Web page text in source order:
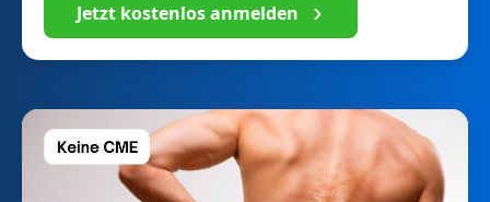
Jetzt kostenlos anmelden